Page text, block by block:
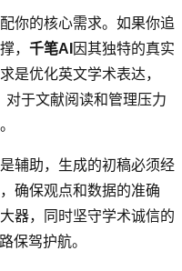
你的核心需求。如果你追
， 千笔AI 因其独特的真实
是优化英文学术表达，
对于文献阅读和管理压力
辅助，生成的初稿必须经
确保观点和数据的准确
器，同时坚守学术诚信的
保驾护航。